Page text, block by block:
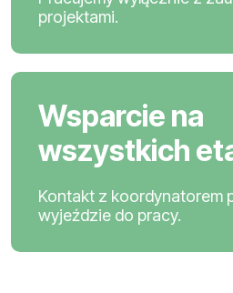
projektami.
Wsparcie na
wszystkich
Kontakt z koordynatorem
wyjeździe do pracy.